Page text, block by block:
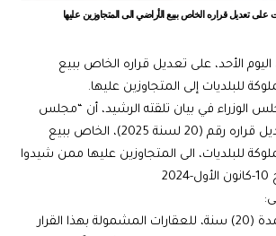
تعديل قراره الخاص ببيع الأراضي الى المتجاوزين عليها
الأحد، على تعديل قراره الخاص ببيع
للبلديات إلى المتجاوزين عليها.
الوزراء في بيان تلقته الرشيد، أن “مجلس
الوزراء صوت على تعديل قراره رقم (20 لسنة 2025)، الخاص ببيع
للبلديات، الى المتجاوزين عليها ممن شيدوا
-تقسيط بدل البيع لمدة (20) سنة، للعقارات المشمولة بهذا القرار